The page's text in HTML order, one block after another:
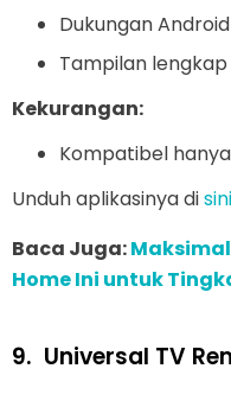
Dukungan
Tampilan
Kekurangan:
Kompatibel
Unduh aplikasinya disini
Baca Juga:
Home Ini untuk
9. Universal TV